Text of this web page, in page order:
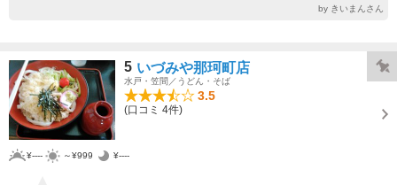
by きいまんさん
5 いづみや那珂町店
水戸・笠間／うどん・そば
3.5
(口コミ 4件)
¥---- ～¥999 ¥----